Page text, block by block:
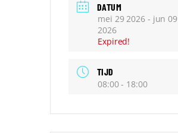
DATUM
mei 29 2026- jun 09
2026
Expired!
TIJD
08:00 - 18:00